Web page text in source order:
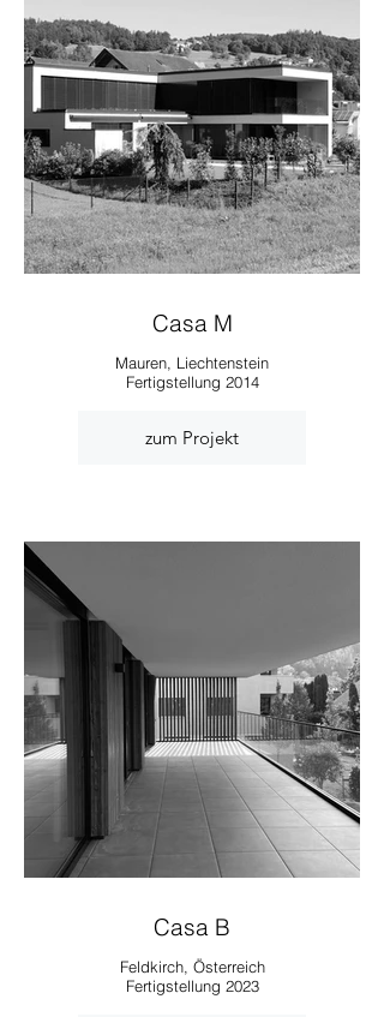
Casa M
Mauren, Liechtenstein
Fertigstellung 2014
zum Projekt
Casa B
Feldkirch, Österreich
Fertigstellung 2023